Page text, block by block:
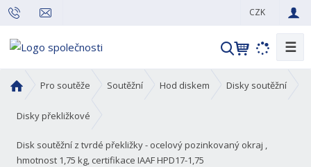
CZK
V
h
a
☰
o
n
í
Pro soutěže Soutěžní Hod diskem Disky soutěžní
Disky překližkové
Disk soutěžní z tvrdé překližky - ocelový pozinkovaný okraj ,
hmotnost 1,75 kg, certifikace IAAF HPD17-1,75